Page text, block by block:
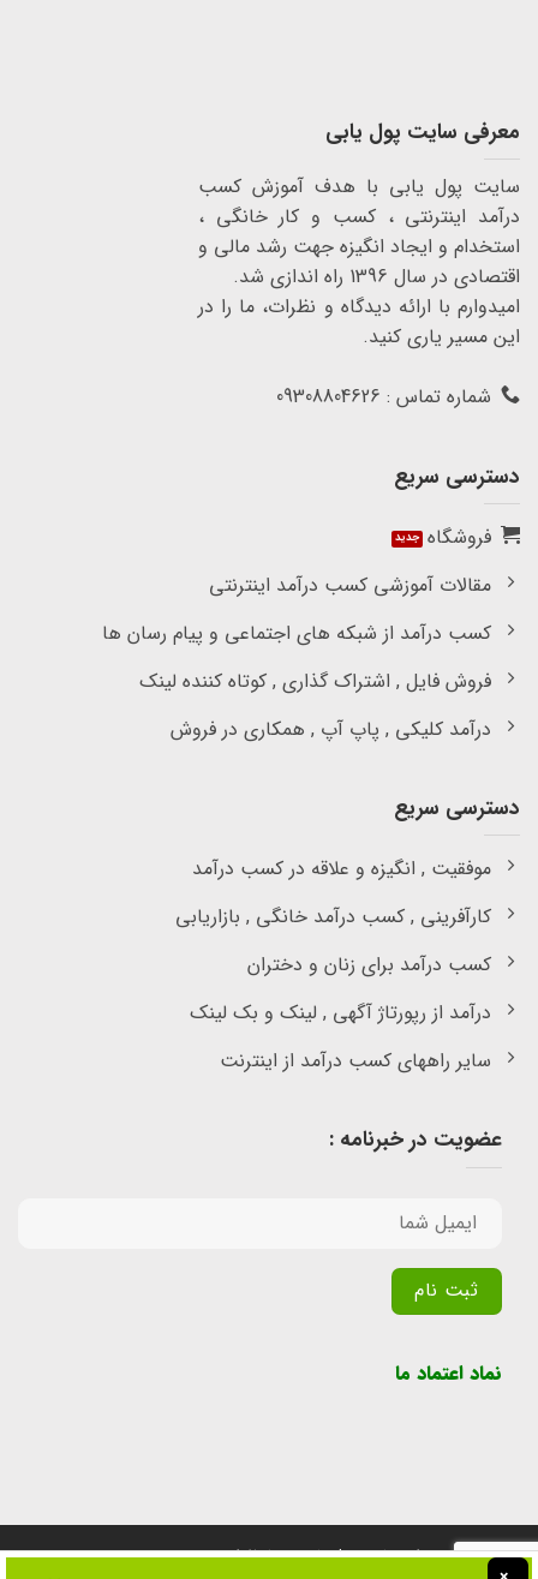
معرفی سایت پول یابی
سایت پول یابی با هدف آموزش کسب
درآمد اینترنتی ، کسب و کار خانگی ،
استخدام و ایجاد انگیزه جهت رشد مالی و
اقتصادی در سال 1396 راه اندازی شد.
امیدوارم با ارائه دیدگاه و نظرات، ما را در
این مسیر یاری کنید.
شماره تماس : 09308804626
دسترسی سریع
فروشگاه
مقالات آموزشی کسب درآمد اینترنتی
کسب درآمد از شبکه های اجتماعی و پیام رسان ها
فروش فایل , اشتراک گذاری , کوتاه کننده لینک
درآمد کلیکی , پاپ آپ , همکاری در فروش
دسترسی سریع
موفقیت , انگیزه و علاقه در کسب درآمد
کارآفرینی , کسب درآمد خانگی , بازاریابی
کسب درآمد برای زنان و دختران
درآمد از رپورتاژ آگهی , لینک و بک لینک
سایر راههای کسب درآمد از اینترنت
عضویت در خبرنامه :
نماد اعتماد ما
تمامی حقوق برای سایت پول یابی محفوظ است.